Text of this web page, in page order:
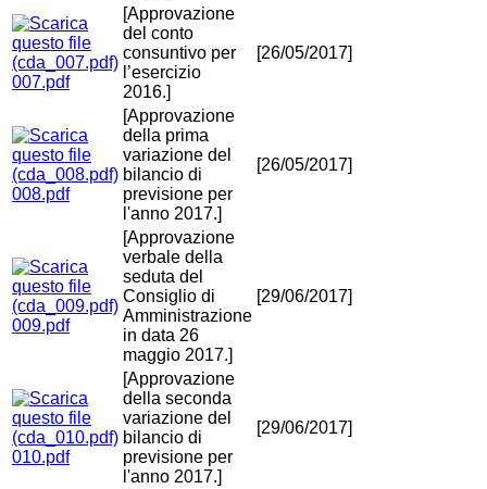
007.pdf
[Approvazione
del conto
consuntivo per
l’esercizio
2016.]
[26/05/2017]
008.pdf
[Approvazione
della prima
variazione del
bilancio di
previsione per
l'anno 2017.]
[26/05/2017]
009.pdf
[Approvazione
verbale della
seduta del
Consiglio di
Amministrazione
in data 26
maggio 2017.]
[29/06/2017]
010.pdf
[Approvazione
della seconda
variazione del
bilancio di
previsione per
l'anno 2017.]
[29/06/2017]